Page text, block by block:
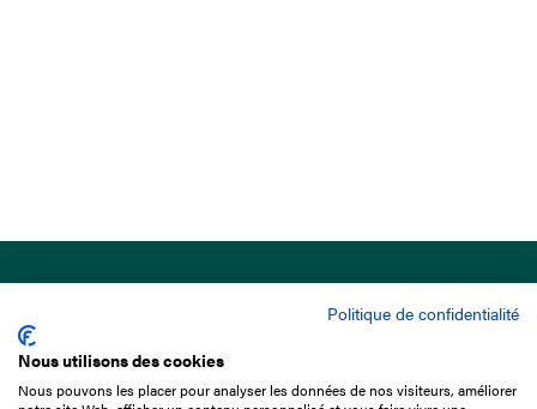
15 Boulevard de Douaumont
Politique de confidentialité
Nous utilisons des cookies
Nous pouvons les placer pour analyser les données de nos visiteurs, améliorer